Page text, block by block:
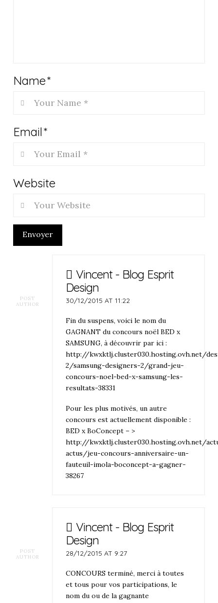
Name*
Email*
Website
Envoyer
POST
AUTHOR
Vincent - Blog Esprit
Design
30/12/2015 AT 11:22
Fin du suspens, voici le nom du
GAGNANT du concours noël BED x
SAMSUNG, à découvrir par ici :
http://kwxktlj.cluster030.hosting.ovh.net/
2/samsung-designers-2/grand-jeu-
concours-noel-bed-x-samsung-les-
resultats-38331
Pour les plus motivés, un autre
concours est actuellement disponible :
BED x BoConcept – >
http://kwxktlj.cluster030.hosting.ovh.net/
actus/jeu-concours-anniversaire-un-
fauteuil-imola-boconcept-a-gagner-
38267
POST
AUTHOR
Vincent - Blog Esprit
Design
28/12/2015 AT 9:27
CONCOURS terminé, merci à toutes
et tous pour vos participations, le
nom du ou de la gagnante